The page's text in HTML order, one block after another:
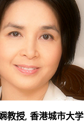
教授, 香港城市大学